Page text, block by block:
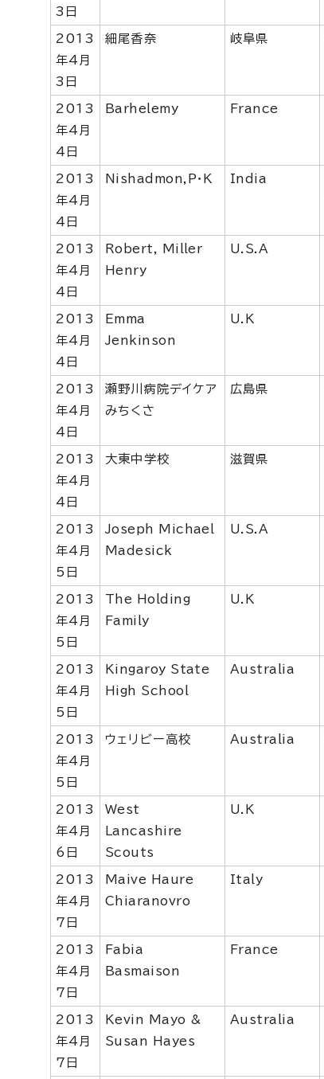
3日
2013
年4月
3日
細尾香奈 岐阜県
2013
年4月
4日
Barhelemy France
2013
年4月
4日
Nishadmon,P・K India
2013
年4月
4日
Robert, Miller
Henry
U.S.A
2013
年4月
4日
Emma
Jenkinson
U.K
2013
年4月
4日
瀬野川病院デイケア
みちくさ
広島県
2013
年4月
4日
大東中学校 滋賀県
2013
年4月
5日
Joseph Michael
Madesick
U.S.A
2013
年4月
5日
The Holding
Family
U.K
2013
年4月
5日
Kingaroy State
High School
Australia
2013
年4月
5日
ウェリビー高校 Australia
2013
年4月
6日
West
Lancashire
Scouts
U.K
2013
年4月
7日
Maive Haure
Chiaranovro
Italy
2013
年4月
7日
Fabia
Basmaison
France
2013
年4月
7日
Kevin Mayo &
Susan Hayes
Australia